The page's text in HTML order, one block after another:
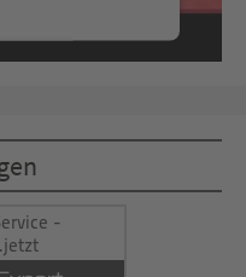
Consent
&eRecht24